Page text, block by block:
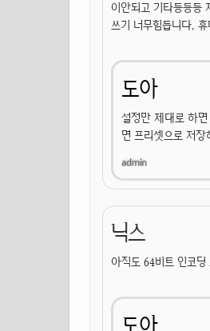
이안되고 기타등등등
쓰기 너무힘듭니다.
도아
설정만 제대로 하
면 프리셋으로 저
닉스
아직도 64비트 인코
도아